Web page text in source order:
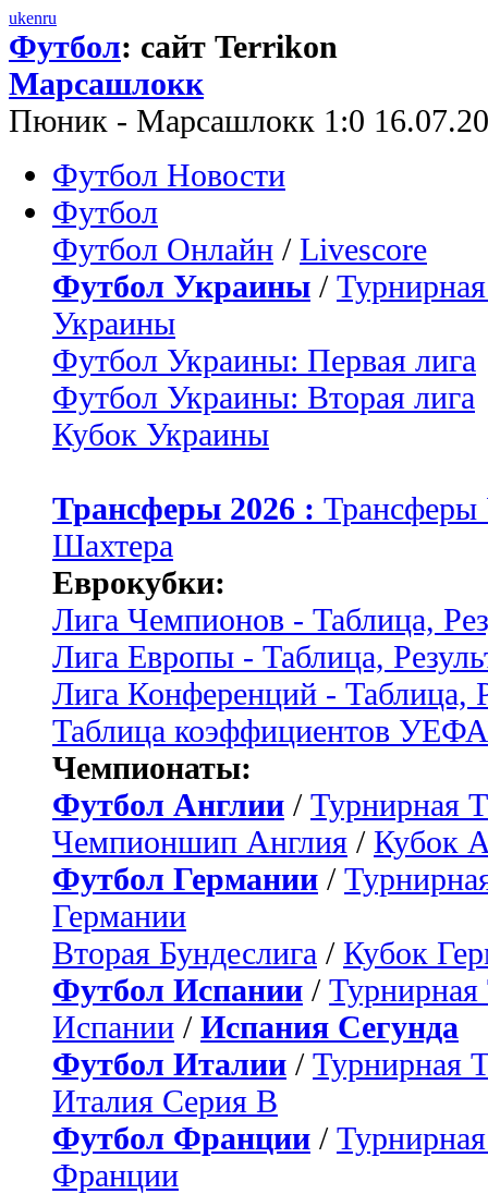
ukenru
Футбол: сайт Terrikon
Марсашлокк
Пюник - Марсашлокк 1:0
Футбол Новости
Футбол
Футбол Онлайн / Livescore
Футбол Украины /
Украины
Футбол Украины: Первая лига
Футбол Украины: Вторая лига
Кубок Украины
Трансферы 2026 :
Шахтера
Еврокубки:
Лига Чемпионов - Таблица,
Лига Европы - Таблица,
Лига Конференций - Таблица,
Таблица коэффициентов УЕФА
Чемпионаты:
Футбол Англии / Турнирная
Чемпионшип Англия / Кубок
Футбол Германии /
Германии
Вторая Бундеслига / Кубок
Футбол Испании / Турнирная
Испании / Испания Сегунда
Футбол Италии / Турнирная
Италия Серия B
Футбол Франции /
Франции